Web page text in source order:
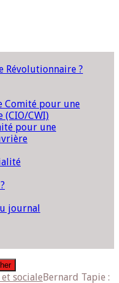
Révolutionnaire ?
Comité pour une
CWI)
pour une
journal
socialeBernard Tapie :